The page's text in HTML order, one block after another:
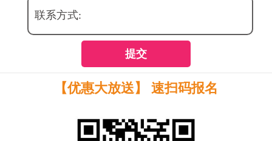
联系方式:
提交
【优惠大放送】 速扫码报名